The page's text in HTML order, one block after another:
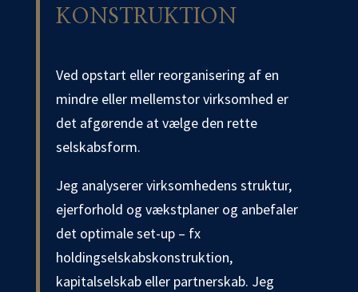
KONSTRUKTION
Ved opstart eller reorganisering af en
mindre eller mellemstor virksomhed er
det afgørende at vælge den rette
selskabsform.
Jeg analyserer virksomhedens struktur,
ejerforhold og vækstplaner og anbefaler
det optimale set-up – fx
holdingselskabskonstruktion,
kapitalselskab eller partnerskab. Jeg